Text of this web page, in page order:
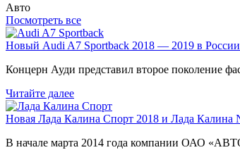
Авто
Посмотреть все
Новый Audi A7 Sportback 2018 — 2019 в
Концерн Ауди представил второе поколение
Читайте далее
Новая Лада Калина Спорт 2018 и Лада Калина
В начале марта 2014 года компании ОАО